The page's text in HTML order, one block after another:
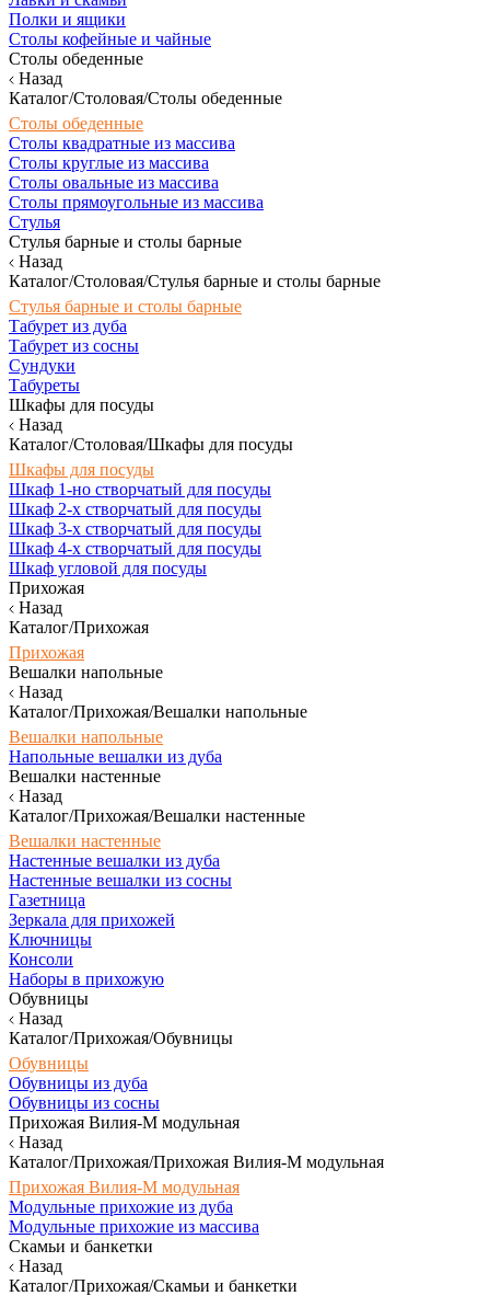
Полки и ящики
Столы кофейные и чайные
Столы обеденные
Назад
Каталог/Столовая/Столы обеденные
Столы обеденные
Столы квадратные из массива
Столы круглые из массива
Столы овальные из массива
Столы прямоугольные из массива
Стулья
Стулья барные и столы барные
Назад
Каталог/Столовая/Стулья барные и столы барные
Стулья барные и столы барные
Табурет из дуба
Табурет из сосны
Сундуки
Табуреты
Шкафы для посуды
Назад
Каталог/Столовая/Шкафы для посуды
Шкафы для посуды
Шкаф 1-но створчатый для посуды
Шкаф 2-х створчатый для посуды
Шкаф 3-х створчатый для посуды
Шкаф 4-х створчатый для посуды
Шкаф угловой для посуды
Прихожая
Назад
Каталог/Прихожая
Прихожая
Вешалки напольные
Назад
Каталог/Прихожая/Вешалки напольные
Вешалки напольные
Напольные вешалки из дуба
Вешалки настенные
Назад
Каталог/Прихожая/Вешалки настенные
Вешалки настенные
Настенные вешалки из дуба
Настенные вешалки из сосны
Газетница
Зеркала для прихожей
Ключницы
Консоли
Наборы в прихожую
Обувницы
Назад
Каталог/Прихожая/Обувницы
Обувницы
Обувницы из дуба
Обувницы из сосны
Прихожая Вилия-М модульная
Назад
Каталог/Прихожая/Прихожая Вилия-М модульная
Прихожая Вилия-М модульная
Модульные прихожие из дуба
Модульные прихожие из массива
Скамьи и банкетки
Назад
Каталог/Прихожая/Скамьи и банкетки